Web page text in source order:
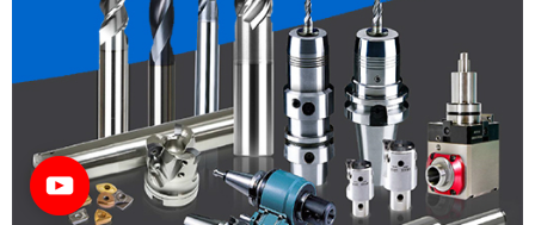
Dao phay Tungaloy